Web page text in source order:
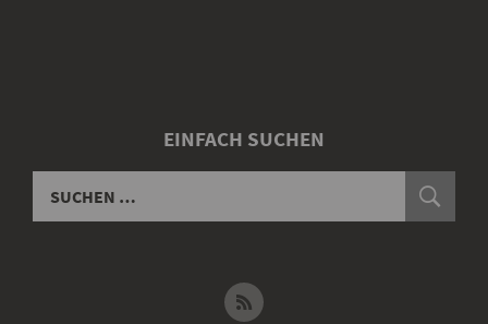
EINFACH SUCHEN